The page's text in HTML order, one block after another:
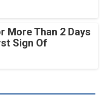
More Than 2 Days
Sign Of